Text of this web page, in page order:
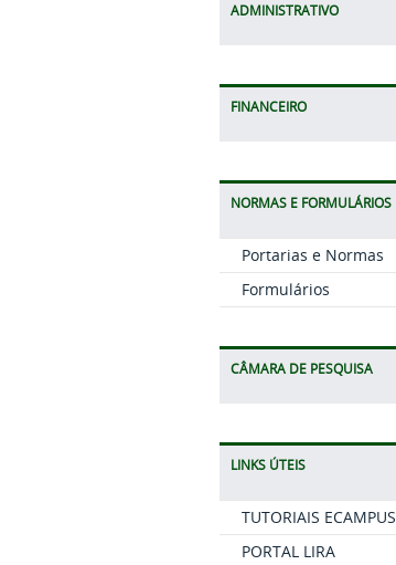
ADMINISTRATIVO
FINANCEIRO
NORMAS E FORMULÁRIOS
Portarias e Normas
Formulários
CÂMARA DE PESQUISA
LINKS ÚTEIS
TUTORIAIS ECAMPUS
PORTAL LIRA